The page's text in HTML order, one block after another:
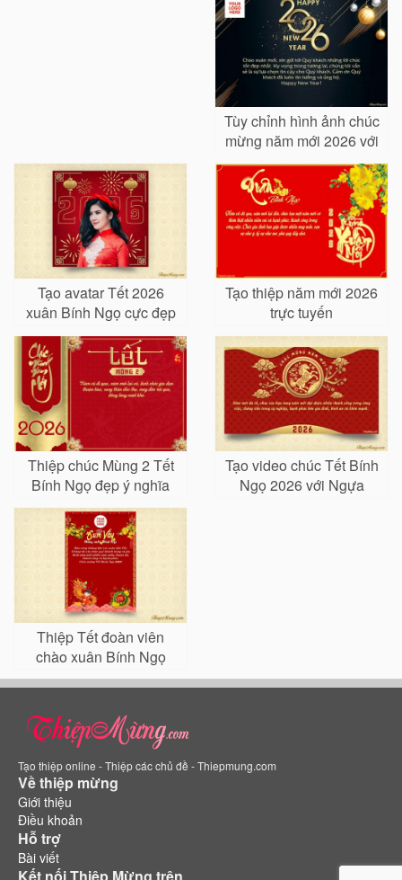
Tùy chỉnh hình ảnh chúc
mừng năm mới 2026 với
logo
Tạo avatar Tết 2026
xuân Bính Ngọ cực đẹp
Tạo thiệp năm mới 2026
trực tuyến
Thiệp chúc Mùng 2 Tết
Bính Ngọ đẹp ý nghĩa
Tạo video chúc Tết Bính
Ngọ 2026 với Ngựa
Thiệp Tết đoàn viên
chào xuân Bính Ngọ
2026
Tạo thiệp online - Thiệp các chủ đề - Thiepmung.com
Về thiệp mừng
Giới thiệu
Điều khoản
Hỗ trợ
Bài viết